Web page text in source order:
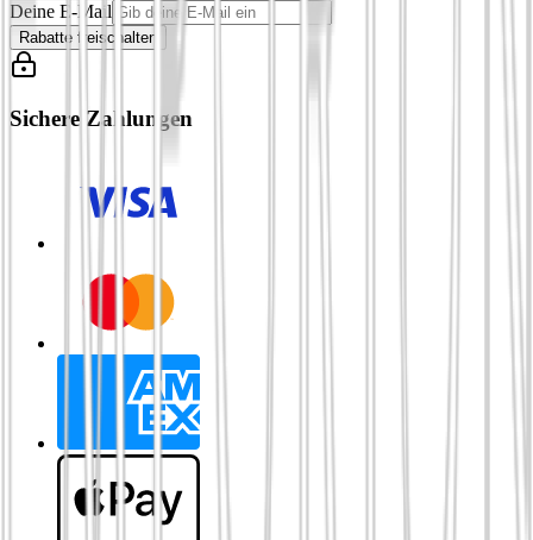
Deine E-Mail
Rabatte freischalten
Sichere Zahlungen